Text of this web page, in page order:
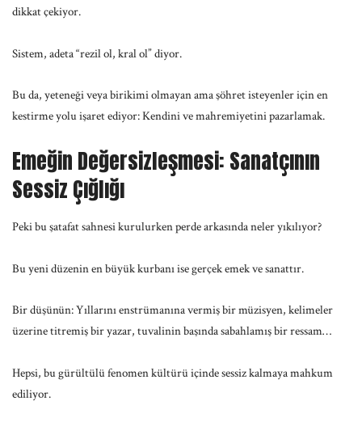
dikkat çekiyor.
Sistem, adeta “rezil ol, kral ol” diyor.
Bu da, yeteneği veya birikimi olmayan ama şöhret isteyenler için en
kestirme yolu işaret ediyor: Kendini ve mahremiyetini pazarlamak.
Emeğin Değersizleşmesi: Sanatçının
Sessiz Çığlığı
Peki bu şatafat sahnesi kurulurken perde arkasında neler yıkılıyor?
Bu yeni düzenin en büyük kurbanı ise gerçek emek ve sanattır.
Bir düşünün: Yıllarını enstrümanına vermiş bir müzisyen, kelimeler
üzerine titremiş bir yazar, tuvalinin başında sabahlamış bir ressam…
Hepsi, bu gürültülü fenomen kültürü içinde sessiz kalmaya mahkum
ediliyor.